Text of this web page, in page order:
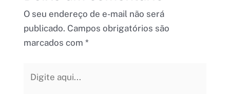
O seu endereço de e-mail não será
publicado. Campos obrigatórios são
marcados com *
aqui...